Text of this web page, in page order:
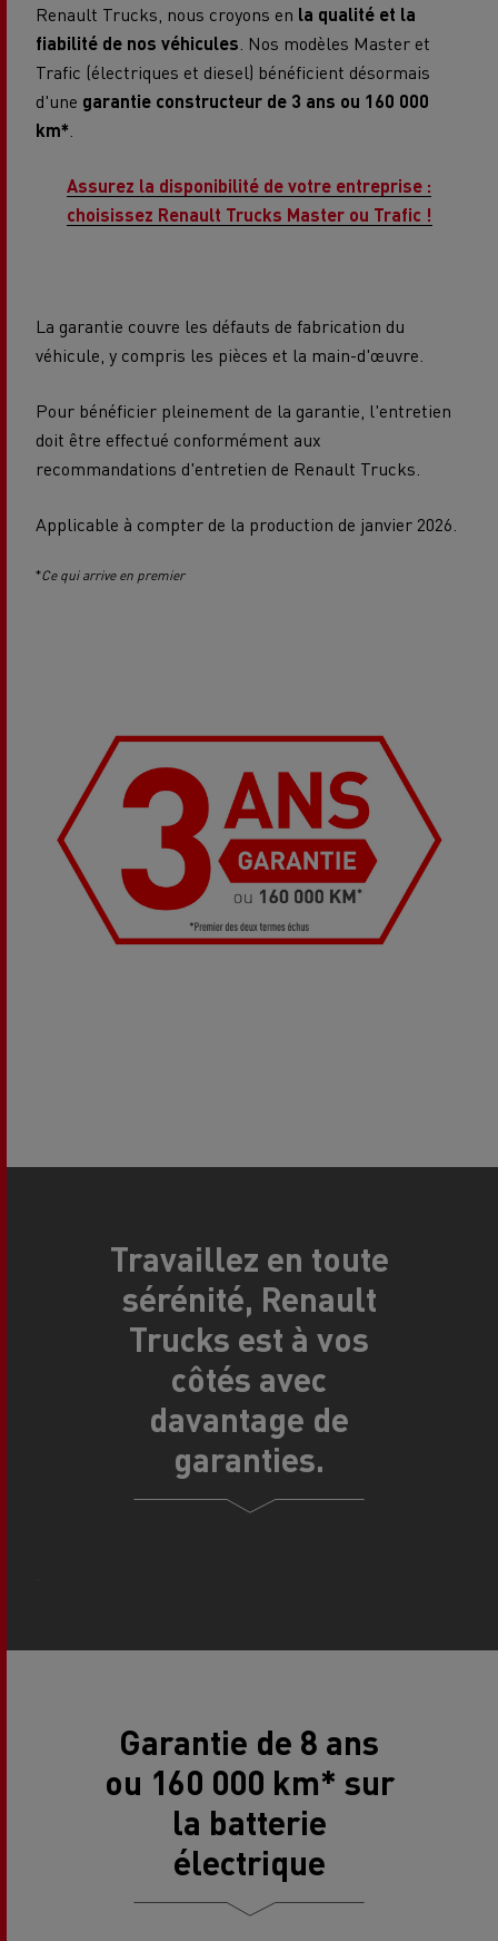
Renault Trucks, nous croyons en la qualité et la
fiabilité de nos véhicules . Nos modèles Master et
Trafic (électriques et diesel) bénéficient désormais
d'une garantie constructeur de 3 ans ou 160 000
km*
Assurez la disponibilité de votre entreprise :
choisissez Renault Trucks Master ou Trafic !
La garantie couvre les défauts de fabrication du
véhicule, y compris les pièces et la main-d'œuvre.
Pour bénéficier pleinement de la garantie, l'entretien
doit être effectué conformément aux
recommandations d'entretien de Renault Trucks.
Applicable à compter de la production de janvier 2026.
*Ce qui arrive en premier
Travaillez en toute
sérénité, Renault
Trucks est à vos
côtés avec
davantage de
garanties.
Garantie de 8 ans
ou 160 000 km* sur
la batterie
électrique